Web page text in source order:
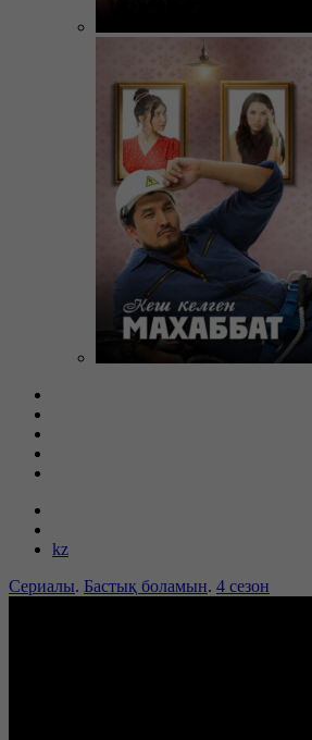
kz
Сериалы. Бастық боламын. 4 сезон